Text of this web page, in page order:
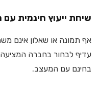
שיחת ייעוץ חינמית
אף תמונה או שאלון אינם
עדיף לבחור בחברה המציעה
בחינם עם המעצב.